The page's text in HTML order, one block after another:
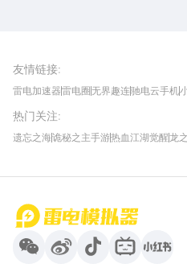
友情链接:
雷电加速器雷电圈无界趣连驰电云手机
我爱vr网华军软件园
热门关注:
遗忘之海诡秘之主手游热血江湖觉醒龙
首页
微信
微博 抖音 哔哩哔哩